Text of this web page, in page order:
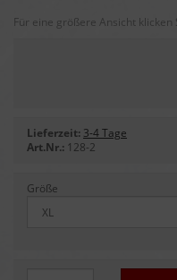
Für eine größere Ansicht klicken
Lieferzeit: 3-4 Tage
Art.Nr.: 128-2
Größe